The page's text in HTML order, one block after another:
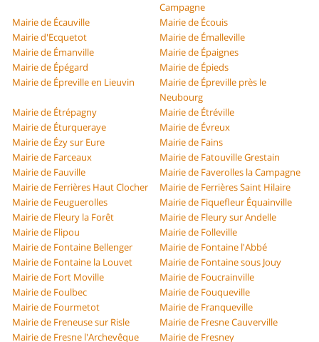
Campagne
Mairie de Écauville
Mairie de Écouis
Mairie d'Ecquetot
Mairie de Émalleville
Mairie de Émanville
Mairie de Épaignes
Mairie de Épégard
Mairie de Épieds
Mairie de Épreville en Lieuvin
Mairie de Épreville près le
Neubourg
Mairie de Étrépagny
Mairie de Étréville
Mairie de Éturqueraye
Mairie de Évreux
Mairie de Ézy sur Eure
Mairie de Fains
Mairie de Farceaux
Mairie de Fatouville Grestain
Mairie de Fauville
Mairie de Faverolles la Campagne
Mairie de Ferrières Haut Clocher
Mairie de Ferrières Saint Hilaire
Mairie de Feuguerolles
Mairie de Fiquefleur Équainville
Mairie de Fleury la Forêt
Mairie de Fleury sur Andelle
Mairie de Flipou
Mairie de Folleville
Mairie de Fontaine Bellenger
Mairie de Fontaine l'Abbé
Mairie de Fontaine la Louvet
Mairie de Fontaine sous Jouy
Mairie de Fort Moville
Mairie de Foucrainville
Mairie de Foulbec
Mairie de Fouqueville
Mairie de Fourmetot
Mairie de Franqueville
Mairie de Freneuse sur Risle
Mairie de Fresne Cauverville
Mairie de Fresne l'Archevêque
Mairie de Fresney